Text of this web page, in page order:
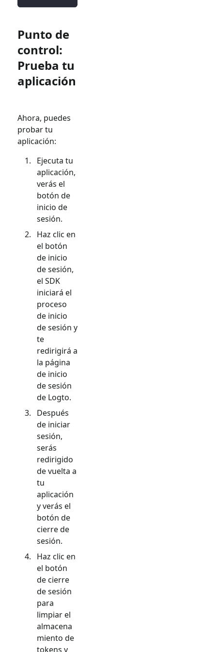
Punto de
control:
Prueba tu
aplicación
Ahora, puedes
probar tu
aplicación:
Ejecuta tu
aplicación,
verás el
botón de
inicio de
sesión.
Haz clic en
el botón
de inicio
de sesión,
el SDK
iniciará el
proceso
de inicio
de sesión y
te
redirigirá a
la página
de inicio
de sesión
de Logto.
Después
de iniciar
sesión,
serás
redirigido
de vuelta a
tu
aplicación
y verás el
botón de
cierre de
sesión.
Haz clic en
el botón
de cierre
de sesión
para
limpiar el
almacena
miento de
tokens y